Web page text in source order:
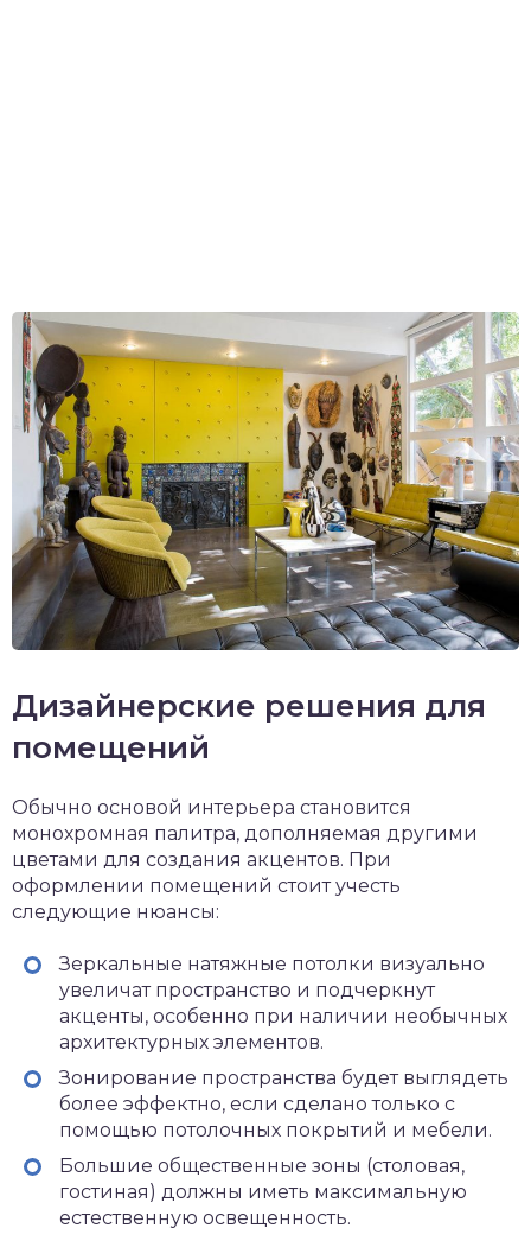
Дизайнерские решения для
помещений
Обычно основой интерьера становится
монохромная палитра, дополняемая другими
цветами для создания акцентов. При
оформлении помещений стоит учесть
следующие нюансы:
Зеркальные натяжные потолки визуально
увеличат пространство и подчеркнут
акценты, особенно при наличии необычных
архитектурных элементов.
Зонирование пространства будет выглядеть
более эффектно, если сделано только с
помощью потолочных покрытий и мебели.
Большие общественные зоны (столовая,
гостиная) должны иметь максимальную
естественную освещенность.